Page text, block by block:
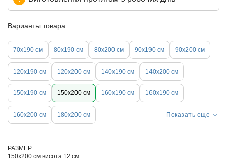
Варианты товара:
70х190 см 80х190 см 80х200 см 90х190 см 90х200 см
120х190 см 120х200 см 140х190 см 140х200 см
150х190 см 150х200 см 160х190 см 160х190 см
160х200 см 180х200 см Показать еще
РАЗМЕР
150х200 см висота 12 см